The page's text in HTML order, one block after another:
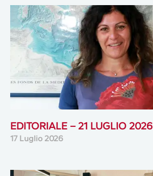
EDITORIALE – 21 LUGLIO 2026
17 Luglio 2026